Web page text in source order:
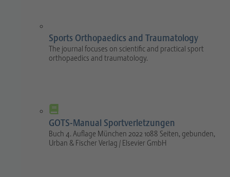
Sports Orthopaedics and Traumatology
The journal focuses on scientific and practical sport
orthopaedics and traumatology.
GOTS-Manual Sportverletzungen
Buch 4. Auflage München 2022 1088 Seiten, gebunden,
Urban & Fischer Verlag / Elsevier GmbH